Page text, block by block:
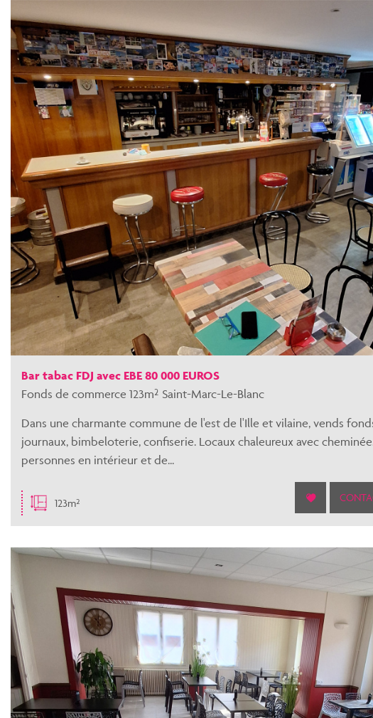
Bar tabac FDJ avec EBE 80 000 EUROS
Fonds de commerce 123m² Saint-Marc-Le-Blanc
Dans une charmante commune de l'est de l'Ille et vilaine, vends
journaux, bimbeloterie, confiserie. Locaux chaleureux avec
personnes en intérieur et de...
123m²